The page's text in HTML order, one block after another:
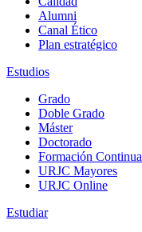
Alumni
Canal Ético
Plan estratégico
Estudios
Grado
Doble Grado
Máster
Doctorado
Formación Continua
URJC Mayores
URJC Online
Estudiar